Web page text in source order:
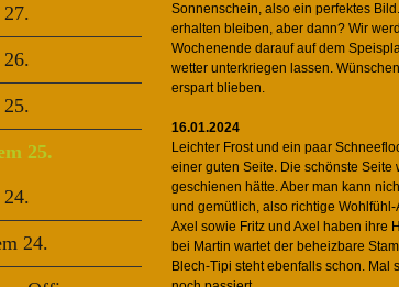
25.
24.
Sonnenschein, also ein perfektes
erhalten bleiben, aber dann? Wir
Wochenende darauf auf dem
wetter unterkriegen lassen.
erspart blieben.
16.01.2024
Leichter Frost und ein paar
einer guten Seite. Die schönste
geschienen hätte. Aber man kann
und gemütlich, also richtige
Axel sowie Fritz und Axel haben ihre
bei Martin wartet der beheizbare
Blech-Tipi steht ebenfalls schon. Mal